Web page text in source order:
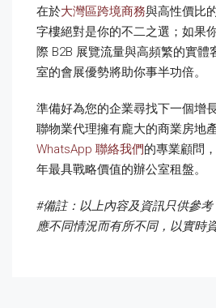
在於大灣區跨境商務與高性價比
字樓絕對是你的不二之選；如果
際 B2B 展覽流量與高頻繁的實體
室的會展優勢將助你事半功倍。
準備好為您的企業尋找下一個增
聯物業代理擁有龐大的商業房地
WhatsApp 聯絡我們的專業顧問
年最具戰略價值的辦公室租盤。
#備註：以上內容及資訊只供參
應不同情況而有所不同，以實時